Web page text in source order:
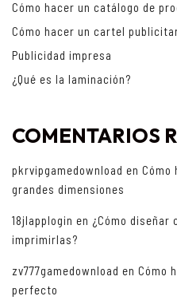
Cómo hacer un catálogo de
Cómo hacer un cartel
Publicidad impresa
¿Qué es la laminación?
COMENTARIOS
pkrvipgamedownload en Cómo
grandes dimensiones
18jlapplogin en ¿Cómo
imprimirlas?
zv777gamedownload en Cómo
perfecto